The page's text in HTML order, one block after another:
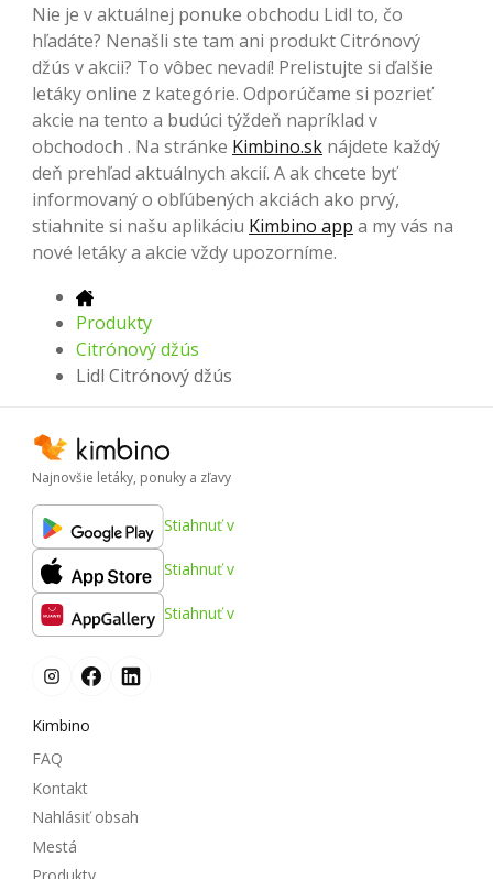
Nie je v aktuálnej ponuke obchodu Lidl to, čo
hľadáte? Nenašli ste tam ani produkt Citrónový
džús v akcii? To vôbec nevadí! Prelistujte si ďalšie
letáky online z kategórie. Odporúčame si pozrieť
akcie na tento a budúci týždeň napríklad v
obchodoch . Na stránke Kimbino.sk nájdete každý
deň prehľad aktuálnych akcií. A ak chcete byť
informovaný o obľúbených akciách ako prvý,
stiahnite si našu aplikáciu Kimbino app a my vás na
nové letáky a akcie vždy upozorníme.
Produkty
Citrónový džús
Lidl Citrónový džús
Najnovšie letáky, ponuky a zľavy
Stiahnuť v
Stiahnuť v
Stiahnuť v
Kimbino
FAQ
Kontakt
Nahlásiť obsah
Mestá